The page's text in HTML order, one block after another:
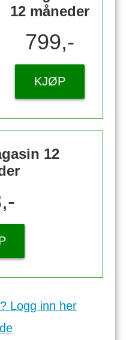
12 måneder
799,-
KJØP
12
Logg inn her